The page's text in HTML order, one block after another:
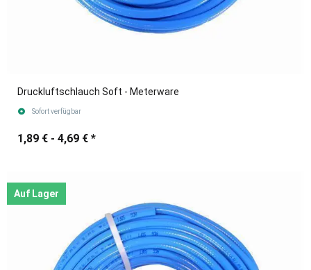
Druckluftschlauch Soft - Meterware
Sofort verfügbar
1,89 € - 4,69 € *
Auf Lager